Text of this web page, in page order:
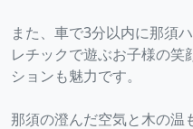
また、車で3分以内に那須
レチックで遊ぶお子様の笑
ションも魅力です。
那須の澄んだ空気と木の温